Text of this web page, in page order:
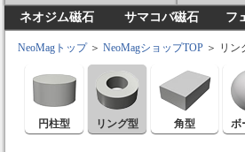
ネオジム磁石 サマコバ磁石 フ
NeoMagトップ＞ NeoMagショップTOP ＞ リン
円柱型 リング型 角型 ボ